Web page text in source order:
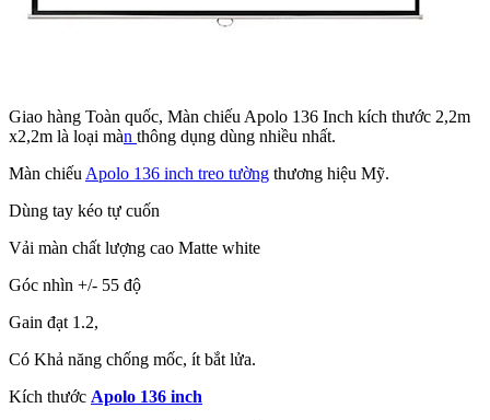
Giao hàng Toàn quốc, Màn chiếu Apolo 136 Inch kích thước 2,2m
x2,2m là loại màn thông dụng dùng nhiều nhất.
Màn chiếu Apolo 136 inch treo tường thương hiệu Mỹ.
Dùng tay kéo tự cuốn
Vải màn chất lượng cao Matte white
Góc nhìn +/- 55 độ
Gain đạt 1.2,
Có Khả năng chống mốc, ít bắt lửa.
Kích thước Apolo 136 inch